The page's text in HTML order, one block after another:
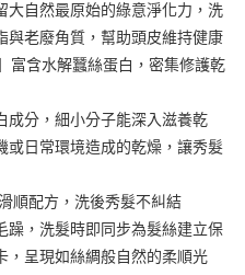
用戶可立即使用無須另外申請。
大自然最原始的綠意淨化力，洗
與老廢角質，幫助頭皮維持健康
富含水解蠶絲蛋白，密集修護乾
成分，細小分子能深入滋養乾
或日常環境造成的乾燥，讓秀髮
順配方，洗後秀髮不糾結
躁，洗髮時即同步為髮絲建立保
，呈現如絲綢般自然的柔順光